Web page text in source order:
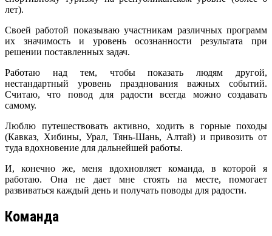
лет).
Своей работой показываю участникам различных программ
их значимость и уровень осознанности результата при
решении поставленных задач.
Работаю над тем, чтобы показать людям другой,
нестандартный уровень празднования важных событий.
Считаю, что повод для радости всегда можно создавать
самому.
Люблю путешествовать активно, ходить в горные походы
(Кавказ, Хибины, Урал, Тянь-Шань, Алтай) и привозить от
туда вдохновение для дальнейшей работы.
И, конечно же, меня вдохновляет команда, в которой я
работаю. Она не дает мне стоять на месте, помогает
развиваться каждый день и получать поводы для радости.
Команда